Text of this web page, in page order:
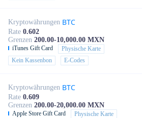
Kryptowährungen BTC
Rate 0.602
Grenzen 200.00-10,000.00 MXN
iTunes Gift Card
Physische Karte
Kein Kassenbon
E-Codes
Kryptowährungen BTC
Rate 0.609
Grenzen 200.00-20,000.00 MXN
Apple Store Gift Card
Physische Karte